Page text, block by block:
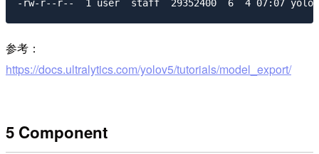
参考：
https://docs.ultralytics.com/yolov5/tutorials/model_export/
5 Component